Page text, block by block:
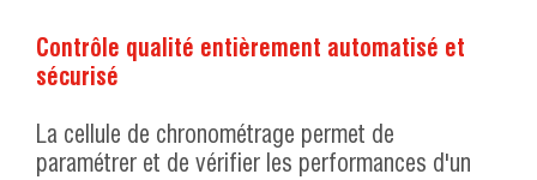
Contrôle qualité entièrement automatisé et
sécurisé
La cellule de chronométrage permet de
paramétrer et de vérifier les performances d'un